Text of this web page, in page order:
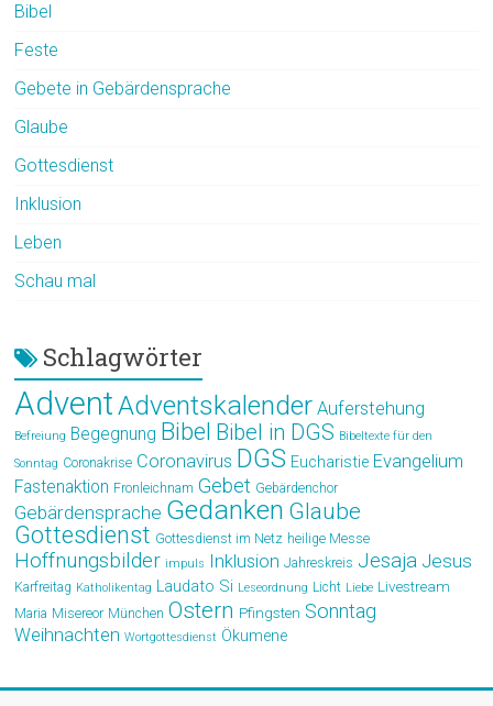
Bibel
Feste
Gebete in Gebärdensprache
Glaube
Gottesdienst
Inklusion
Leben
Schau mal
Schlagwörter
AdventAdventskalender Auferstehung
Befreiung Begegnung Bibel Bibel in DGS Bibeltexte für den
Sonntag Coronakrise Coronavirus DGS Eucharistie Evangelium
Fastenaktion Fronleichnam Gebet Gebärdenchor
Gebärdensprache Gedanken Glaube
Gottesdienst Gottesdienst im Netz heilige Messe
Hoffnungsbilder impuls Inklusion Jahreskreis Jesaja Jesus
Karfreitag Katholikentag Laudato Si Leseordnung Licht Liebe Livestream
Maria Misereor München Ostern Pfingsten Sonntag
Weihnachten Wortgottesdienst Ökumene